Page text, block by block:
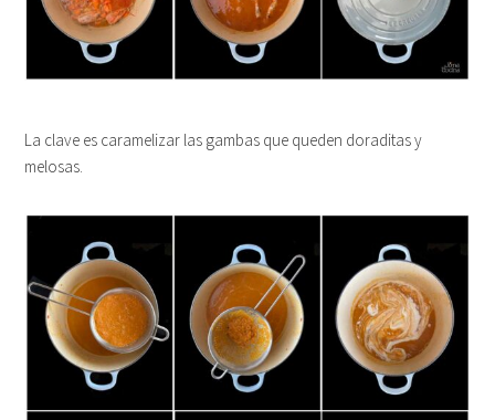
La clave es caramelizar las gambas que queden doraditas y
melosas.